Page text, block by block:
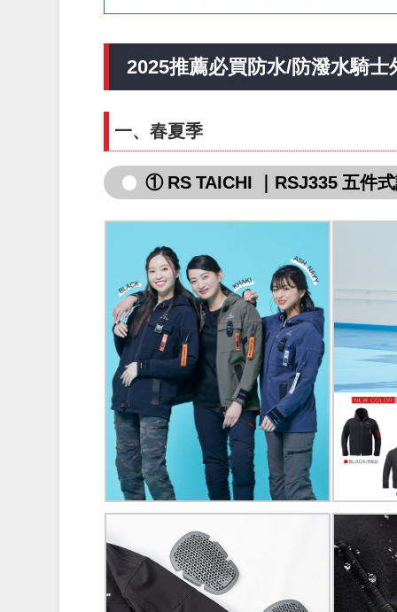
2025推薦必買防水/防潑水騎士
一、春夏季
① RS TAICHI ｜ RSJ335 五件